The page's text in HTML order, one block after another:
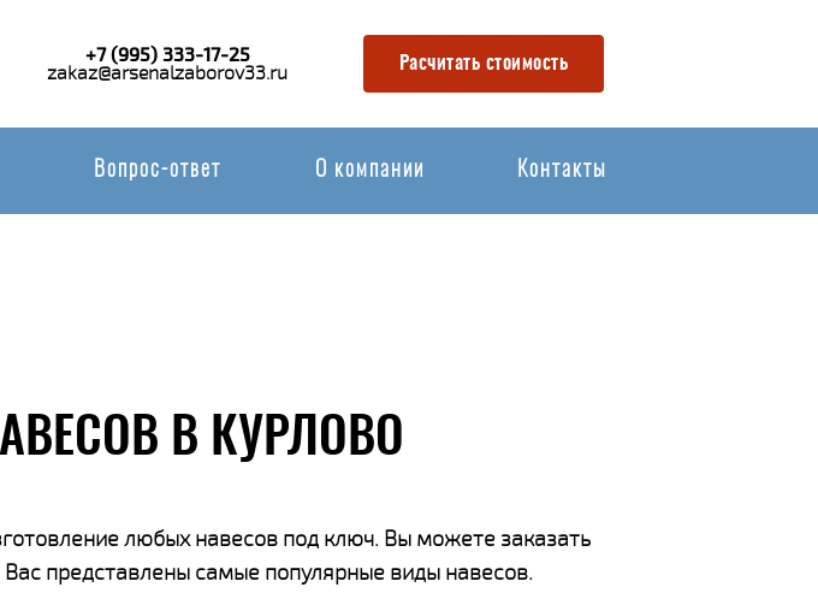
+7 (995) 333-17-25
zakaz@arsenalzaborov33.ru Расчитать стоимость
Вопрос-ответ О компании Контакты
В КУРЛОВО
любых навесов под ключ. Вы можете заказать
представлены самые популярные виды навесов.